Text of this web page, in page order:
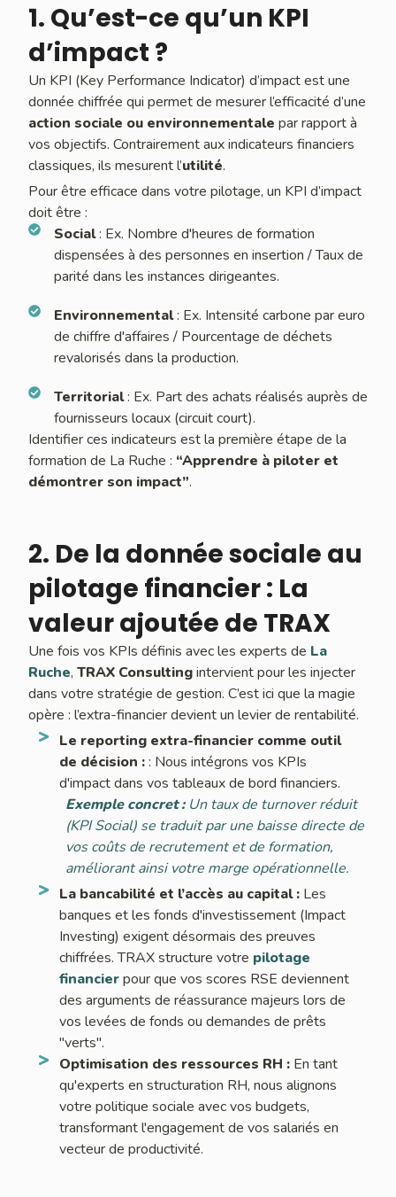
1. Qu’est-ce qu’un KPI
d’impact ?
Un KPI (Key Performance Indicator) d’impact est une
donnée chiffrée qui permet de mesurer l’efficacité d’une
action sociale ou environnementale par rapport à
vos objectifs. Contrairement aux indicateurs financiers
classiques, ils mesurent l’utilité.
Pour être efficace dans votre pilotage, un KPI d’impact
doit être :
Social: Ex. Nombre d'heures de formation
dispensées à des personnes en insertion / Taux de
parité dans les instances dirigeantes.
Environnemental: Ex. Intensité carbone par euro
de chiffre d'affaires / Pourcentage de déchets
revalorisés dans la production.
Territorial: Ex. Part des achats réalisés auprès de
fournisseurs locaux (circuit court).
Identifier ces indicateurs est la première étape de la
formation de La Ruche : “Apprendre à piloter et
démontrer son impact”.
2. De la donnée sociale au
pilotage financier : La
valeur ajoutée de TRAX
Une fois vos KPIs définis avec les experts de La
Ruche, TRAX Consultingintervient pour les injecter
dans votre stratégie de gestion. C’est ici que la magie
opère : l’extra-financier devient un levier de rentabilité.
Le reporting extra-financier comme outil
de décision :: Nous intégrons vos KPIs
d'impact dans vos tableaux de bord financiers.
Exemple concret : Un taux de turnover réduit
(KPI Social) se traduit par une baisse directe de
vos coûts de recrutement et de formation,
améliorant ainsi votre marge opérationnelle.
La bancabilité et l’accès au capital : Les
banques et les fonds d'investissement (Impact
Investing) exigent désormais des preuves
chiffrées. TRAX structure votre pilotage
financierpour que vos scores RSE deviennent
des arguments de réassurance majeurs lors de
vos levées de fonds ou demandes de prêts
"verts".
Optimisation des ressources RH : En tant
qu'experts en structuration RH, nous alignons
votre politique sociale avec vos budgets,
transformant l'engagement de vos salariés en
vecteur de productivité.